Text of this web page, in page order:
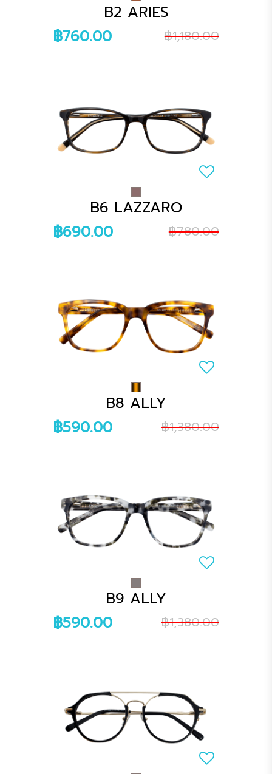
B2 ARIES
฿760.00
฿1,180.00
B6 LAZZARO
฿690.00
฿780.00
B8 ALLY
฿590.00
฿1,380.00
B9 ALLY
฿590.00
฿1,380.00